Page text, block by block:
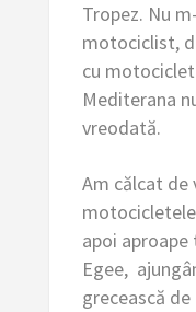
Tropez. Nu
motociclist,
cu
Mediterana
vreodată.
Am călcat de
apoi
Egee,
grecească